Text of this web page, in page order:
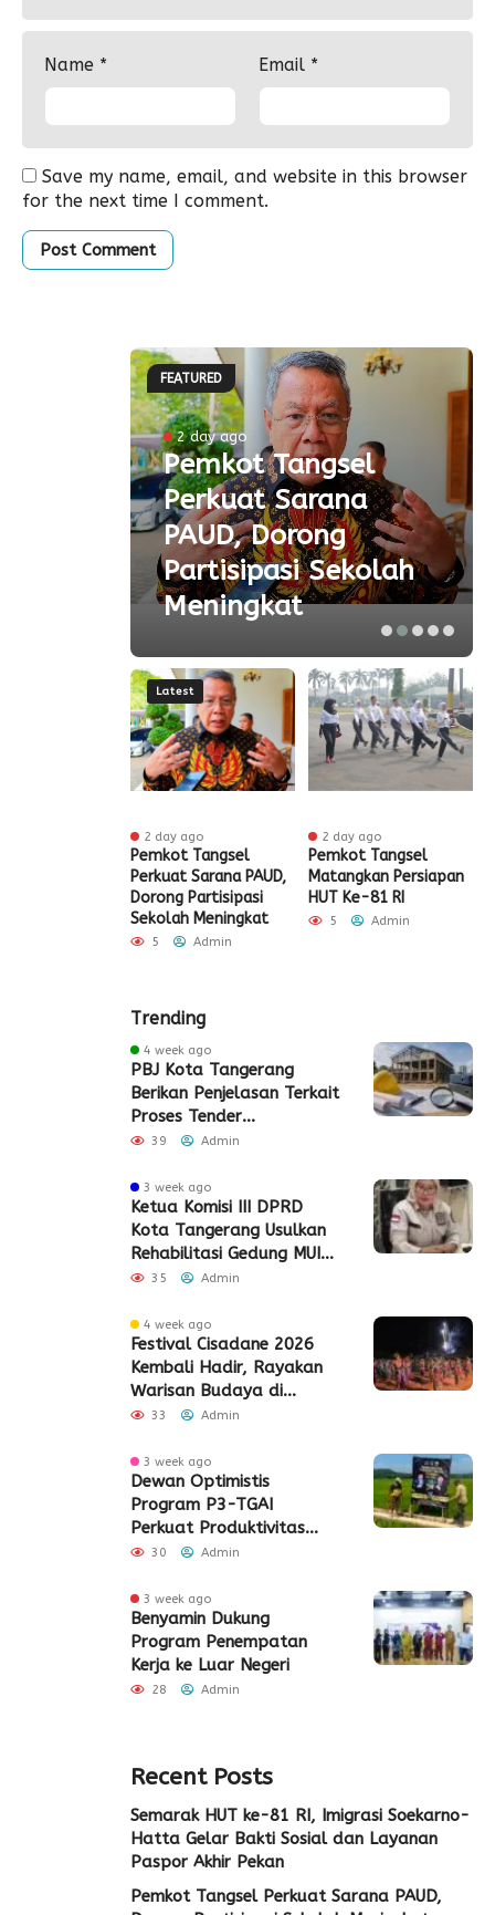
Name * Email *
Save my name, email, and website in this browser
for the next time I comment.
FEATURED
2 day ago
Pemkot Tangsel
Perkuat Sarana
PAUD, Dorong
Partisipasi Sekolah
Meningkat
Latest
2 day ago
Pemkot Tangsel
Perkuat Sarana PAUD,
Dorong Partisipasi
Sekolah Meningkat
5 Admin
2 day ago
Pemkot Tangsel
Matangkan Persiapan
HUT Ke-81 RI
5 Admin
Trending
4 week ago
PBJ Kota Tangerang
Berikan Penjelasan Terkait
Proses Tender
Pembangunan Eks Pabrik
39 Admin
3 week ago
Ketua Komisi III DPRD
Kota Tangerang Usulkan
Rehabilitasi Gedung MUI
Periuk
35 Admin
4 week ago
Festival Cisadane 2026
Kembali Hadir, Rayakan
Warisan Budaya di
Jantung Kota Tangerang
33 Admin
3 week ago
Dewan Optimistis
Program P3-TGAI
Perkuat Produktivitas
Pertanian di Lebak
30 Admin
3 week ago
Benyamin Dukung
Program Penempatan
Kerja ke Luar Negeri
28 Admin
Recent Posts
Semarak HUT ke-81 RI, Imigrasi Soekarno-
Hatta Gelar Bakti Sosial dan Layanan
Paspor Akhir Pekan
Pemkot Tangsel Perkuat Sarana PAUD,